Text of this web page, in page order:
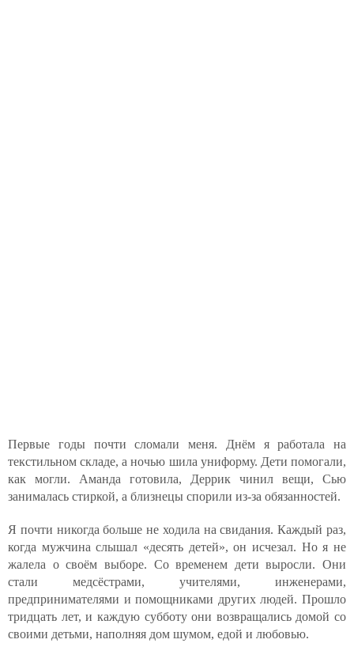
Первые годы почти сломали меня. Днём я работала на
текстильном складе, а ночью шила униформу. Дети помогали,
как могли. Аманда готовила, Деррик чинил вещи, Сью
занималась стиркой, а близнецы спорили из-за обязанностей.
Я почти никогда больше не ходила на свидания. Каждый раз,
когда мужчина слышал «десять детей», он исчезал. Но я не
жалела о своём выборе. Со временем дети выросли. Они
стали медсёстрами, учителями, инженерами,
предпринимателями и помощниками других людей. Прошло
тридцать лет, и каждую субботу они возвращались домой со
своими детьми, наполняя дом шумом, едой и любовью.